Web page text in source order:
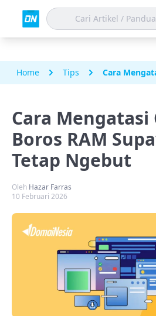
Home Tips Cara
Cara Mengatasi
Boros RAM
Tetap Ngebut
Oleh Hazar Farras
10 Februari 2026